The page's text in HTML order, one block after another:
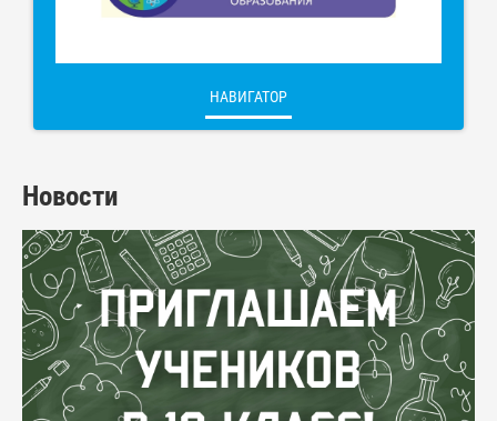
НАВИГАТОР
Новости